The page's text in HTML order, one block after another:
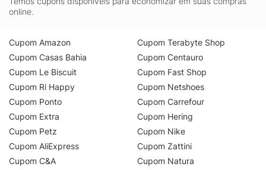
online.
Cupom Amazon
Cupom Casas Bahia
Cupom Le Biscuit
Cupom Ri Happy
Cupom Ponto
Cupom Extra
Cupom Petz
Cupom AliExpress
Cupom C&A
Cupom Terabyte Shop
Cupom Centauro
Cupom Fast Shop
Cupom Netshoes
Cupom Carrefour
Cupom Hering
Cupom Nike
Cupom Zattini
Cupom Natura